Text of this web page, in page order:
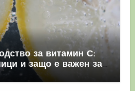
за витамин С:
и защо е важен за